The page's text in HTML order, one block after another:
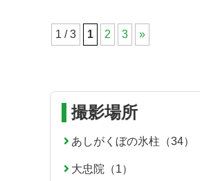
1 / 3 1 2 3
»
撮影場所
あしがくぼの氷柱（34）
大忠院（1）